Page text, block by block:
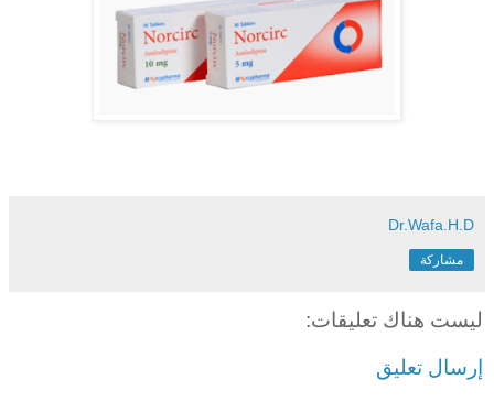
Dr.Wafa.H.D
مشاركة
ليست هناك تعليقات:
إرسال تعليق